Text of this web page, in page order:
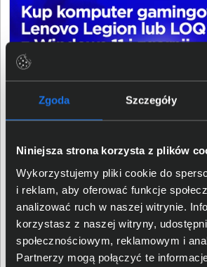
Zgoda Szczegóły
Niniejsza strona korzysta z plików
Wykorzystujemy pliki cookie do
i reklam, aby oferować funkcje
analizować ruch w naszej witrynie.
korzystasz z naszej witryny,
społecznościowym, reklamowym i
Partnerzy mogą połączyć te
04.05.2026 Promocja zakończona
Kup komputer gamingowy Lenovo
Windows 11 i zgarnij kontroler Xbox.